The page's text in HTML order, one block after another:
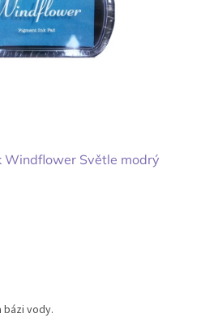
Windflower Světle modrý
bázi vody.